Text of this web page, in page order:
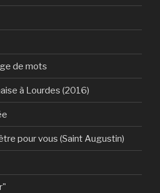
de mots
à Lourdes (2016)
pour vous (Saint Augustin)